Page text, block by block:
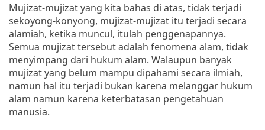
Mujizat-mujizat yang kita bahas di atas, tidak terjadi
sekoyong-konyong, mujizat-mujizat itu terjadi secara
alamiah, ketika muncul, itulah penggenapannya.
Semua mujizat tersebut adalah fenomena alam, tidak
menyimpang dari hukum alam. Walaupun banyak
mujizat yang belum mampu dipahami secara ilmiah,
namun hal itu terjadi bukan karena melanggar hukum
alam namun karena keterbatasan pengetahuan
manusia.